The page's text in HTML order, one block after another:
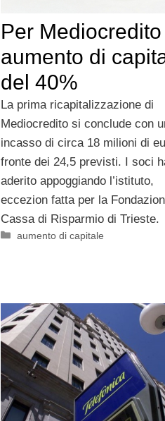
Per Mediocredito
aumento di
del 40%
La prima ricapitalizzazione di
Mediocredito si conclude con
incasso di circa 18 milioni di
fronte dei 24,5 previsti. I soci
aderito appoggiando l’istituto,
eccezion fatta per la
Cassa di Risparmio di Trieste.
Categorie
aumento di capitale